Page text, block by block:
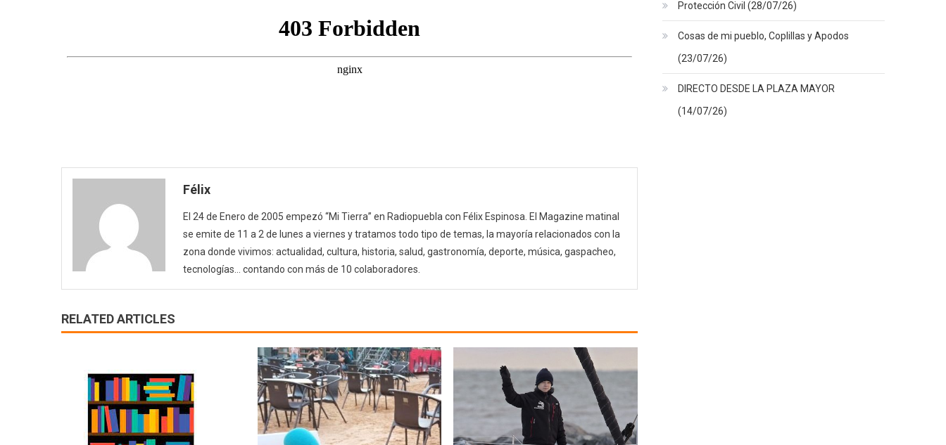
Félix
El 24 de Enero de 2005 empezó “Mi Tierra” en Radiopuebla con Félix Espinosa. El Magazine matinal
se emite de 11 a 2 de lunes a viernes y tratamos todo tipo de temas, la mayoría relacionados con la
zona donde vivimos: actualidad, cultura, historia, salud, gastronomía, deporte, música, gaspacheo,
tecnologías… contando con más de 10 colaboradores.
RELATED ARTICLES
Protección Civil (28/07/26)
Cosas de mi pueblo, Coplillas y Apodos
(23/07/26)
DIRECTO DESDE LA PLAZA MAYOR
(14/07/26)